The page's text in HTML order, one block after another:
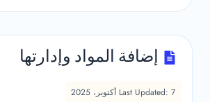
إضافة المواد وإدارتها
Last Updated: 7 أكتوبر، 2025